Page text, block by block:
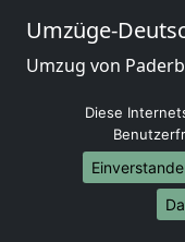
Umzüge-
Umzug von
Umzug von
Umzug von
Umzug von
Umzug von
Umzug von
Diese